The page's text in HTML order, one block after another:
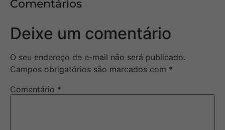
Comentários
Deixe um comentário
O seu endereço de e-mail não será publicado.
Campos obrigatórios são marcados com *
Comentário *